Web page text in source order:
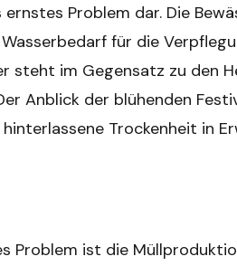
Problem dar. Die
für die
steht im Gegensatz zu den
Anblick der blühenden
Trockenheit in
Problem ist die